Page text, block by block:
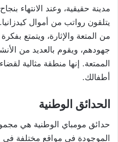
مدينة حقيقية، وعند الانتهاء
يتلقون رواتب من أموال
من المتعة والإثارة، ويتمتع
جهودهم، ويقوم بالعديد من
الممتعة. إنها منطقة مثالية
أطفالك.
الحدائق الوطنية
حدائق مومباي الوطنية هي
الموجودة في مواقع مختلفة في